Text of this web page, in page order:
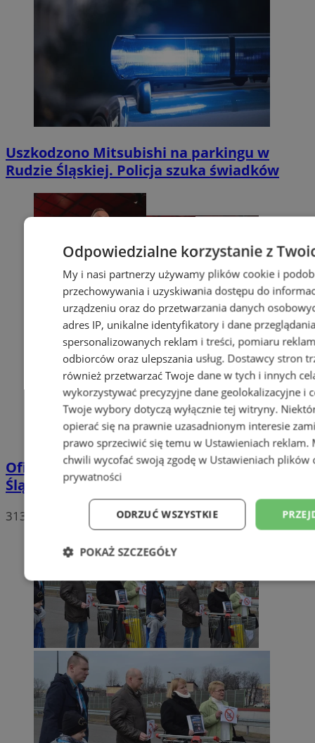
Uszkodzono Mitsubishi na parkingu w
Rudzie Śląskiej. Policja szuka świadków
Oficjalne wyniki wyborów: W Rudzie
Śląskiej wygrywa Andrzej Duda!
313
Odpowiedzialne korzystanie z
My i nasi partnerzy używamy plików cookie i
przechowywania i uzyskiwania dostępu do
urządzeniu oraz do przetwarzania danych
adres IP, unikalne identyfikatory i dane
spersonalizowanych reklam i treści, pomiaru
odbiorców oraz ulepszania usług. Dostawcy stron
również przetwarzać Twoje dane w tych i innych
wykorzystywać precyzyjne dane geolokalizacyjne i
Twoje wybory dotyczą wyłącznie tej witryny.
opierać się na prawnie uzasadnionym interesie
prawo sprzeciwić się temu w Ustawieniach reklam.
chwili wycofać swoją zgodę w Ustawieniach plików
prywatności
ODRZUĆ WSZYSTKIE
POKAŻ SZCZEGÓŁY
Niezbędne Wydajność
Niesklasyfikowane
Niezbędne Wydajność Targetowanie